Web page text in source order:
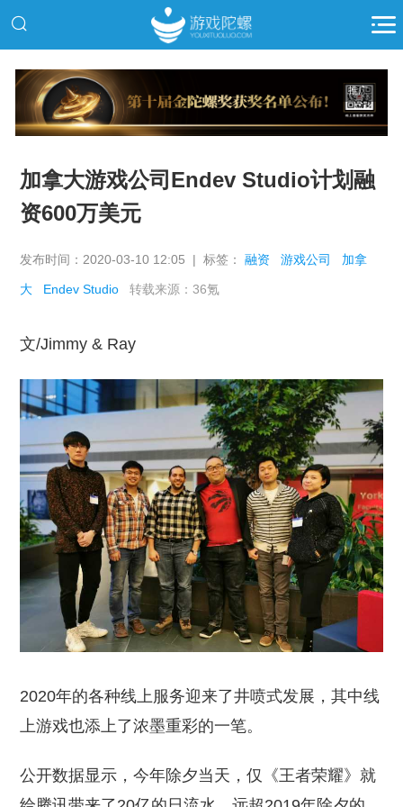
推广
加拿大游戏公司Endev Studio计划融
资600万美元
发布时间：2020-03-10 12:05 | 标签：融资 游戏公司 加拿
大 Endev Studio 转载来源：36氪
文/Jimmy & Ray
2020年的各种线上服务迎来了井喷式发展，其中线
上游戏也添上了浓墨重彩的一笔。
公开数据显示，今年除夕当天，仅《王者荣耀》就